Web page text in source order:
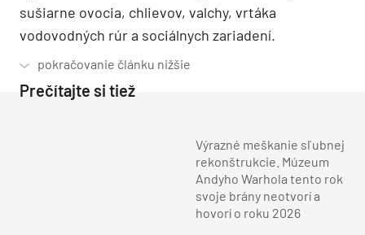
sušiarne ovocia, chlievov, valchy, vrtáka
vodovodných rúr a sociálnych zariadení.
Prečítajte si tiež
Výrazné meškanie sľubnej
rekonštrukcie. Múzeum
Andyho Warhola tento rok
svoje brány neotvorí a
hovorí o roku 2026